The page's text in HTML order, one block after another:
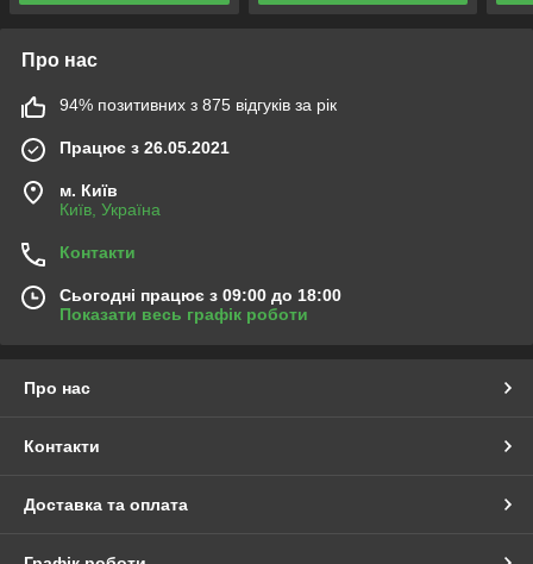
Про нас
94% позитивних з 875 відгуків за рік
Працює з 26.05.2021
м. Київ
Київ, Україна
Контакти
Сьогодні працює з 09:00 до 18:00
Показати весь графік роботи
Про нас
Контакти
Доставка та оплата